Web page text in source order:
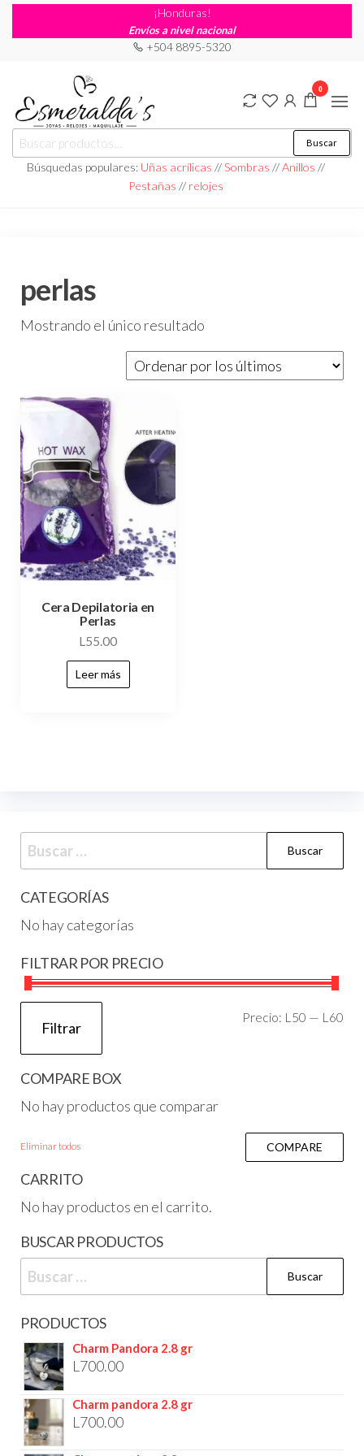
¡Honduras!
Envíos a nivel nacional
+504 8895-5320
Joyería
Esmeraldas
Joyería |
Maquillaje
|
Relojería
Buscar
Búsquedas populares: Uñas acrílicas //Sombras //Anillos //
Pestañas // relojes
0
perlas
Mostrando el único resultado
Cera Depilatoria en
Perlas
L55.00
Leer más
CATEGORÍAS
No hay categorías
FILTRAR POR PRECIO
Filtrar
Precio: L50 — L60
COMPARE BOX
No hay productos que comparar
Eliminar todos COMPARE
CARRITO
No hay productos en el carrito.
BUSCAR PRODUCTOS
PRODUCTOS
Charm Pandora 2.8 gr
L 700.00
Charm pandora 2.8 gr
L 700.00